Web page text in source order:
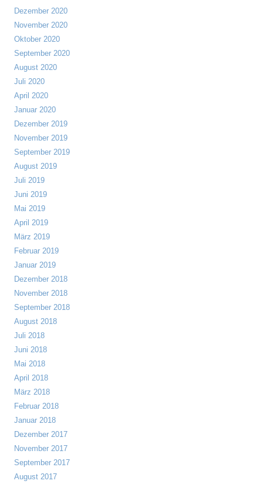
Dezember 2020
November 2020
Oktober 2020
September 2020
August 2020
Juli 2020
April 2020
Januar 2020
Dezember 2019
November 2019
September 2019
August 2019
Juli 2019
Juni 2019
Mai 2019
April 2019
März 2019
Februar 2019
Januar 2019
Dezember 2018
November 2018
September 2018
August 2018
Juli 2018
Juni 2018
Mai 2018
April 2018
März 2018
Februar 2018
Januar 2018
Dezember 2017
November 2017
September 2017
August 2017